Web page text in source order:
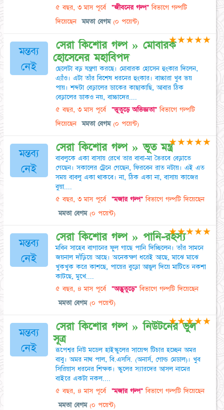
৫ বছর, ৩ মাস পূর্বে "জীবনের গল্প"বিভাগে গল্পটি
দিয়েছেন
মমতা বেগম(০ পয়েন্ট)
মন্তব্য
নেই
সেরা কিশোর গল্প » মোবারক
হোসেনের মহাবিপদ
ছেলেটা বড় যন্ত্রণা করছে। মোবারক হোসেন হুংকার দিলেন,
এ্যাঁও। এটা তাঁর বিশেষ ধরনের হুংকার। বাচ্চারা খুব ভয়
পায়। শব্দটা বেড়ালের ডাকের কাছাকাছি, আবার ঠিক
বেড়ালের ডাকও নয়, বাচ্চাদের....
৫ বছর, ৩ মাস পূর্বে "ভূতুড়ে অভিজ্ঞতা"বিভাগে গল্পটি
দিয়েছেন
মমতা বেগম(০ পয়েন্ট)
★★★★★
মন্তব্য
নেই
সেরা কিশোর গল্প » ভূত মন্ত্র
বাবলুকে একা বাসায় রেখে তার বাবা-মা ভৈরবে বেড়াতে
গেছেন। সকালের ট্রেনে গেছেন, ফিরবেন রাত নটায়। এই এত
সময় বাবলু একা থাকবে। না, ঠিক একা না, বাসায় কাজের
বুয়া....
৫ বছর, ৩ মাস পূর্বে "মজার গল্প"বিভাগে গল্পটি দিয়েছেন
মমতা বেগম(০ পয়েন্ট)
★★★★★
মন্তব্য
নেই
সেরা কিশোর গল্প » পানি-রহস্য
মবিন সাহেব বাগানের ফুল গাছে পানি দিচ্ছিলেন। তাঁর সামনে
জয়নাল দাঁড়িয়ে আছে। অনেকক্ষণ ধরেই আছে, মাঝে মাঝে
খুকখুক করে কাশছে, পায়ের বুড়ো আঙুল দিয়ে মাটিতে নকশা
কাটছে, মুখে....
৫ বছর, ৪ মাস পূর্বে "অদ্ভুতুড়ে"বিভাগে গল্পটি দিয়েছেন
মমতা বেগম(০ পয়েন্ট)
★★★★★
মন্তব্য
নেই
সেরা কিশোর গল্প » নিউটনের ভুল
সূত্র
রূপেশ্বর নিউ মডেল হাইস্কুলের সায়েন্স টিচার হচ্ছেন অমর
বাবু। অমর নাথ পাল, বি.এসসি. (অনার্স, গোল্ড মেডাল)। খুব
সিরিয়াস ধরনের শিক্ষক। স্কুলের স্যারদের আসল নামের
বাইরে একটা নকল....
৫ বছর, ৪ মাস পূর্বে "মজার গল্প"বিভাগে গল্পটি দিয়েছেন
মমতা বেগম(০ পয়েন্ট)
★★★★★